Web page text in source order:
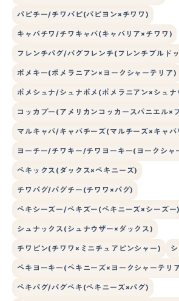
パピチー/チワパピ(パピヨン×チワワ)
キャバチワ/チワキャバ(キャバリア×チワワ)
フレンチパグ/パグフレンチ(フレンチブルド
ポメキー(ポメラニアン×ヨークシャーテリア)
ポメシュナ/シュナポメ(ポメラニアン×シュナ
コッカプー(アメリカンコッカースパニエル×
マルキャバ/キャバチーズ(マルチーズ×キャバ
ヨーチー/チワキー/チワヨーキー(ヨークシャ
ペキックス(ダックス×ペキニーズ)
チワパグ/パグチー(チワワ×パグ)
ペキシーズー/ペキズー(ペキニーズ×シーズー)
シュナックス(シュナウザー×ダックス)
チワピン(チワワ×ミニチュアピンシャー)
ペキヨーキー(ペキニーズ×ヨークシャーテリ
ペキパグ/パグペキ(ペキニーズ×パグ)